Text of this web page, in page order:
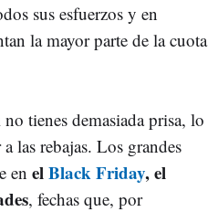
sus esfuerzos y en
la mayor parte de la cuota
tienes demasiada prisa, lo
las rebajas. Los grandes
en elBlack Friday, el
, fechas que, por